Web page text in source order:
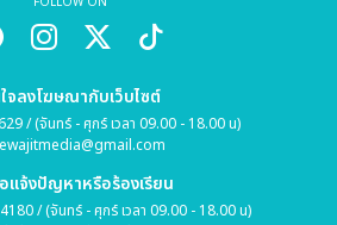
จลงโฆษณากับเว็บไซต์
/ (จันทร์ - ศุกร์ เวลา 09.00 - 18.00 น)
แจ้งปัญหาหรือร้องเรียน
/ (จันทร์ - ศุกร์ เวลา 09.00 - 18.00 น)